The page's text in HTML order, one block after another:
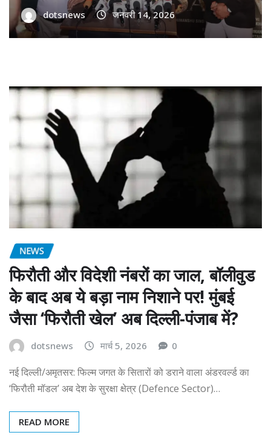
dotsnews जनवरी 14, 2026
NEWS
फिरौती और विदेशी नंबरों का जाल, बॉलीवुड
के बाद अब ये बड़ा नाम निशाने पर! मुंबई
जैसा ‘फिरौती खेल’ अब दिल्ली-पंजाब में?
dotsnews मार्च 5, 2026 0
नई दिल्ली/अमृतसर: फिल्म जगत के सितारों को डराने वाला अंडरवर्ल्ड का
‘फिरौती मॉडल’ अब देश के सुरक्षा क्षेत्र (Defence Sector)…
READ MORE